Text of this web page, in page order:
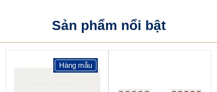
Sản phẩm nổi bật
Hàng mẫu